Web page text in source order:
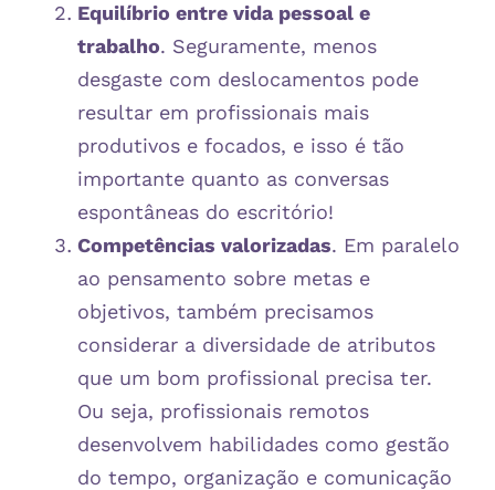
Equilíbrio entre vida pessoal e
trabalho. Seguramente, menos
desgaste com deslocamentos pode
resultar em profissionais mais
produtivos e focados, e isso é tão
importante quanto as conversas
espontâneas do escritório!
Competências valorizadas. Em paralelo
ao pensamento sobre metas e
objetivos, também precisamos
considerar a diversidade de atributos
que um bom profissional precisa ter.
Ou seja, profissionais remotos
desenvolvem habilidades como gestão
do tempo, organização e comunicação